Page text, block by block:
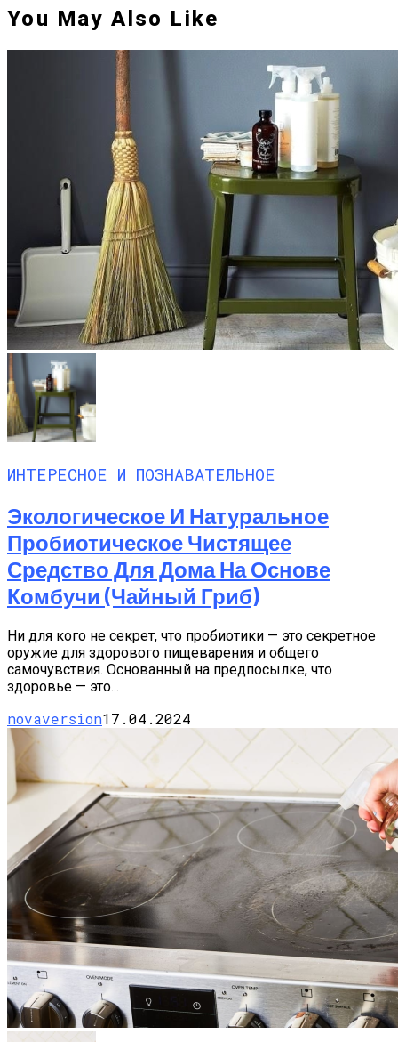
You May Also Like
ИНТЕРЕСНОЕ И ПОЗНАВАТЕЛЬНОЕ
Экологическое И Натуральное
Пробиотическое Чистящее
Средство Для Дома На Основе
Комбучи (чайный Гриб)
Ни для кого не секрет, что пробиотики — это секретное
оружие для здорового пищеварения и общего
самочувствия. Основанный на предпосылке, что
здоровье — это...
novaversion17.04.2024